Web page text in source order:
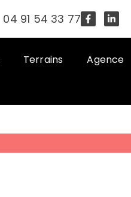
04 91 54 33 77
Terrains Agence